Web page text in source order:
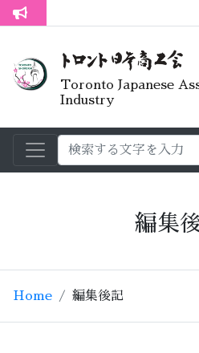
トロント生活不安疑問質問懇談会
Toronto Japanese
Industry
編集
Home 編集後記